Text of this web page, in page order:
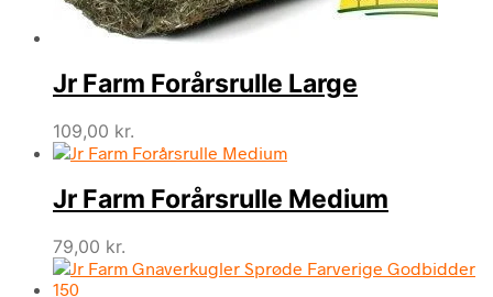
Jr Farm Forårsrulle Large
109,00 kr.
Jr Farm Forårsrulle Medium
79,00 kr.